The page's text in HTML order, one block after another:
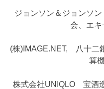
ジョンソン＆ジョンソ
会、エキ
(株)IMAGE.NET, 八十二
算
株式会社UNIQLO 宝酒